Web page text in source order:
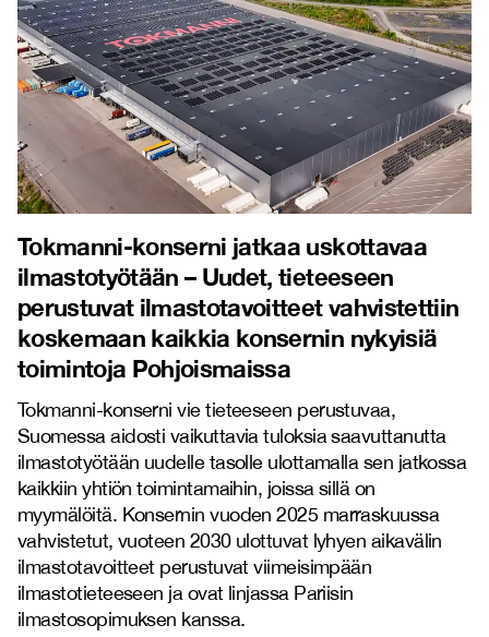
Tokmanni-konserni jatkaa uskottavaa
ilmastotyötään – Uudet, tieteeseen
perustuvat ilmastotavoitteet vahvistettiin
koskemaan kaikkia konsernin nykyisiä
toimintoja Pohjoismaissa
Tokmanni-konserni vie tieteeseen perustuvaa,
Suomessa aidosti vaikuttavia tuloksia saavuttanutta
ilmastotyötään uudelle tasolle ulottamalla sen jatkossa
kaikkiin yhtiön toimintamaihin, joissa sillä on
myymälöitä. Konsernin vuoden 2025 marraskuussa
vahvistetut, vuoteen 2030 ulottuvat lyhyen aikavälin
ilmastotavoitteet perustuvat viimeisimpään
ilmastotieteeseen ja ovat linjassa Pariisin
ilmastosopimuksen kanssa.